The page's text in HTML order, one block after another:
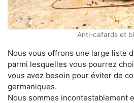
Anti-cafards et
Nous vous offrons une large liste
parmi lesquelles vous pourrez
vous avez besoin pour éviter de
germaniques.
Nous sommes incontestablement